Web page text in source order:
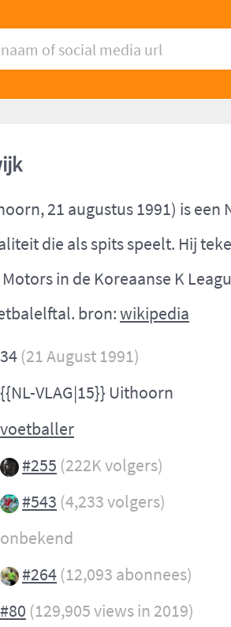
21 augustus 1991) is
die als spits speelt. Hij
in de Koreaanse K
bron:wikipedia
34 (21 August 1991)
{{NL-VLAG|15}} Uithoorn
voetballer
#255 (222K volgers)
#543 (4,233 volgers)
onbekend
#264 (12,093 abonnees)
#80 (129,905 views in 2019)